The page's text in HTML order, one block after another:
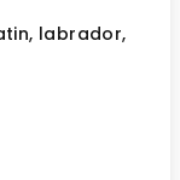
labrador,